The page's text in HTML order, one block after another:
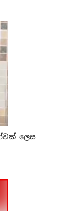
ලෙස